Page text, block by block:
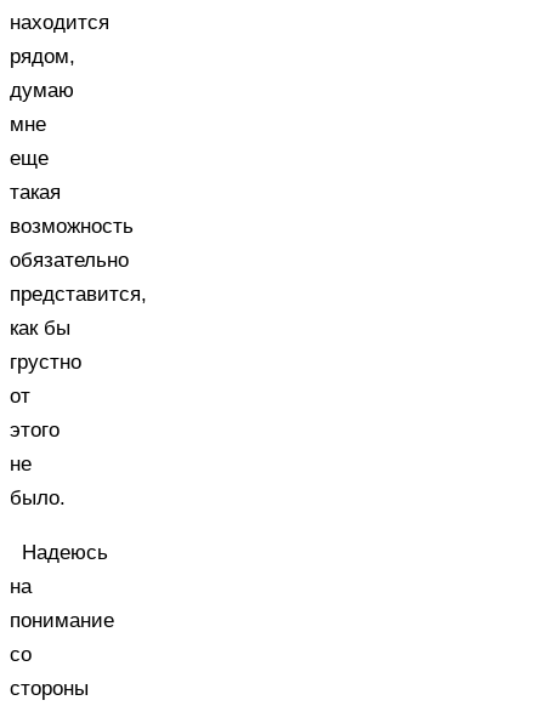
находится
рядом,
думаю
мне
еще
такая
возможность
обязательно
представится,
как бы
грустно
от
этого
не
было.
Надеюсь
на
понимание
со
стороны